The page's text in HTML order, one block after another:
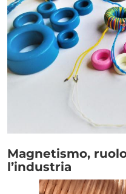
Link
Magnetismo,
l’industria
Immagine